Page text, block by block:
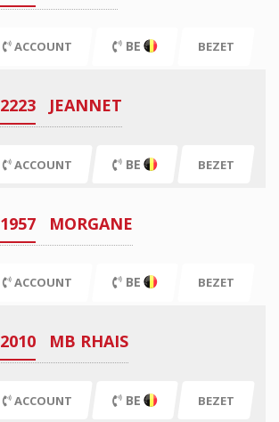
ACCOUNT BE BEZET
2223 JEANNET
ACCOUNT BE BEZET
1957 MORGANE
ACCOUNT BE BEZET
2010 MB RHAIS
ACCOUNT BE BEZET